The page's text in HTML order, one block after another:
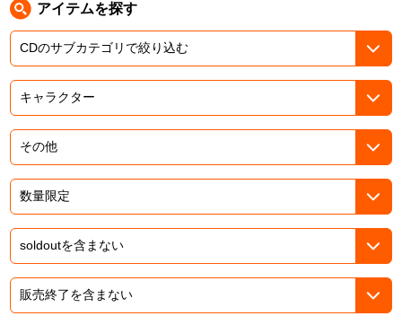
その他先行受付
プロジェクトアイマス ヴイアライヴ
テイルズ オブ シリーズ
電音部
鉄拳
太鼓の達人
ACE COMBAT
アイテムを探す